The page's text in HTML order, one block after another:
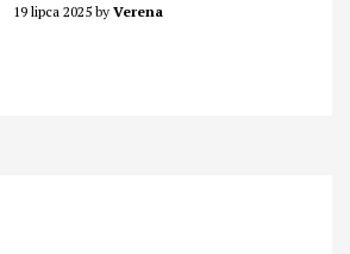
19 lipca 2025 by Verena